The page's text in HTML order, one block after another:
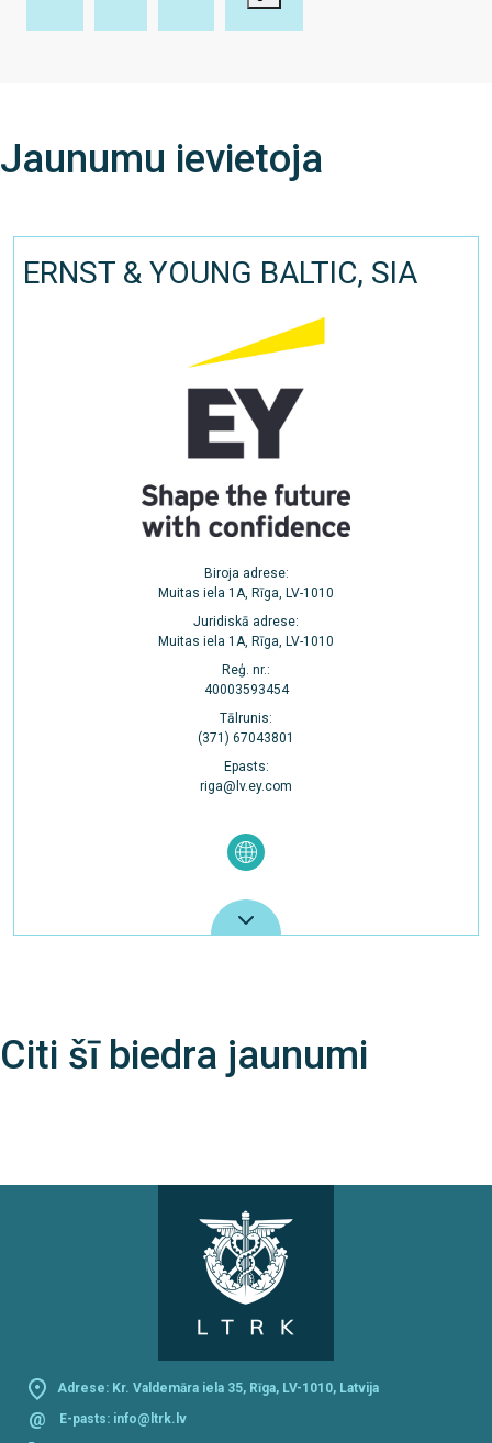
Jaunumu ievietoja
ERNST & YOUNG BALTIC, SIA
Biroja adrese:
Muitas iela 1A, Rīga, LV-1010
Juridiskā adrese:
Muitas iela 1A, Rīga, LV-1010
Reģ. nr.:
40003593454
Tālrunis:
(371) 67043801
Epasts:
riga@lv.ey.com
Citi šī biedra jaunumi
Adrese: Kr. Valdemāra iela 35, Rīga, LV-1010, Latvija
@ E-pasts: info@ltrk.lv